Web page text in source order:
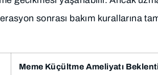
sonrası bakım kurallarına
Meme Küçültme Ameliyatı